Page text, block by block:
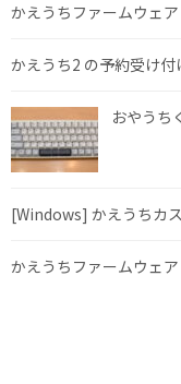
かえうちファームウェ
かえうち2 の予約受け
おやうち
[Windows] かえうちカ
かえうちファームウェ